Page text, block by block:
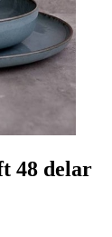
48 delar